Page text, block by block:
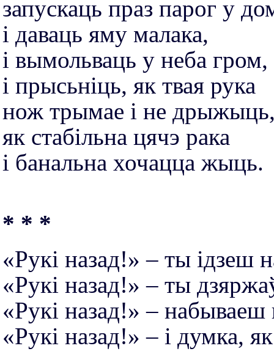
запускаць праз парог у
і даваць яму малака,
і вымольваць у неба гром,
і прысьніць, як твая рука
нож трымае і не
як стабільна цячэ рака
і банальна хочацца жыць.
* * *
«Рукі назад!» – ты iдзеш
«Рукі назад!» – ты
«Рукі назад!» – набываеш
«Рукі назад!» – і думка,